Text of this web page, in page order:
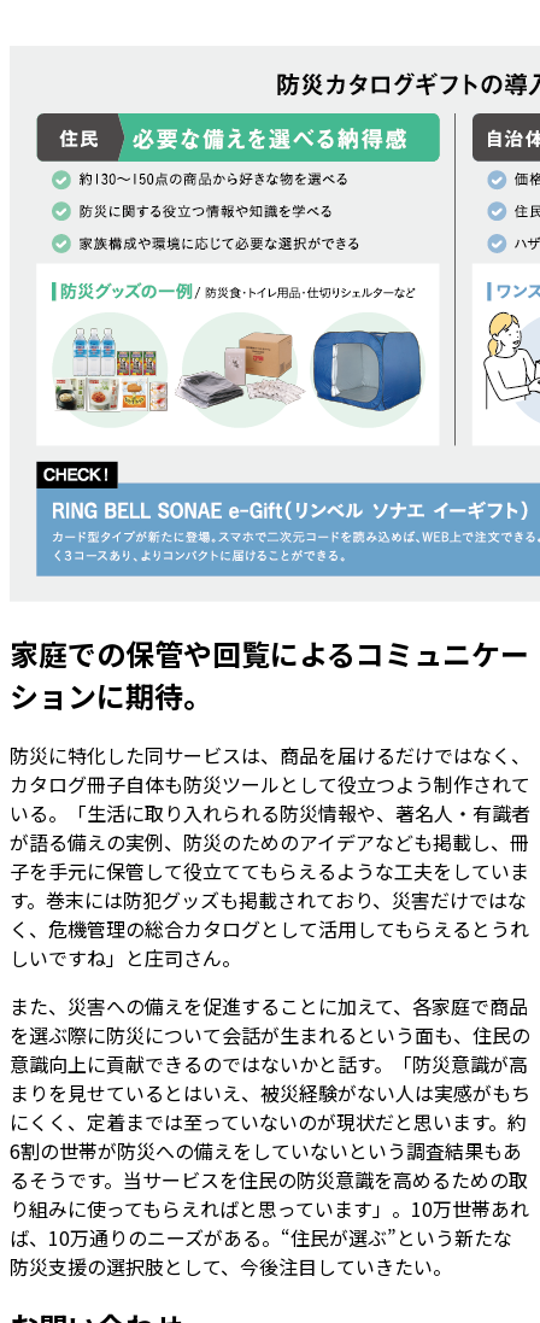
家庭での保管や回覧によるコミュニケー
ションに期待。
防災に特化した同サービスは、商品を届けるだけではなく、
カタログ冊子自体も防災ツールとして役立つよう制作されて
いる。「生活に取り入れられる防災情報や、著名人・有識者
が語る備えの実例、防災のためのアイデアなども掲載し、冊
子を手元に保管して役立ててもらえるような工夫をしていま
す。巻末には防犯グッズも掲載されており、災害だけではな
く、危機管理の総合カタログとして活用してもらえるとうれ
しいですね」と庄司さん。
また、災害への備えを促進することに加えて、各家庭で商品
を選ぶ際に防災について会話が生まれるという面も、住民の
意識向上に貢献できるのではないかと話す。「防災意識が高
まりを見せているとはいえ、被災経験がない人は実感がもち
にくく、定着までは至っていないのが現状だと思います。約
6割の世帯が防災への備えをしていないという調査結果もあ
るそうです。当サービスを住民の防災意識を高めるための取
り組みに使ってもらえればと思っています」。10万世帯あれ
ば、10万通りのニーズがある。“住民が選ぶ”という新たな
防災支援の選択肢として、今後注目していきたい。